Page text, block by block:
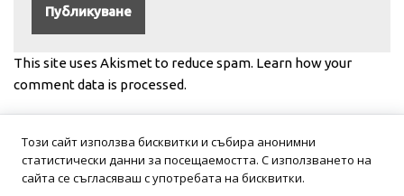
This site uses Akismet to reduce spam. Learn how your
comment data is processed.
Този сайт използва бисквитки и събира анонимни
статистически данни за посещаемостта. С използването на
сайта се съгласяваш с употребата на бисквитки.